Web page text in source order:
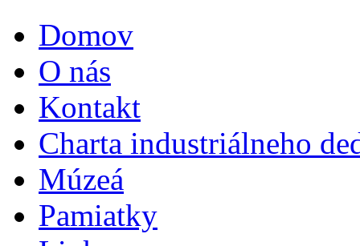
Domov
O nás
Kontakt
Charta industriálneho
Múzeá
Pamiatky